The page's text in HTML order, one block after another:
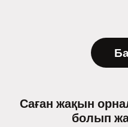
Саған жақын
болып